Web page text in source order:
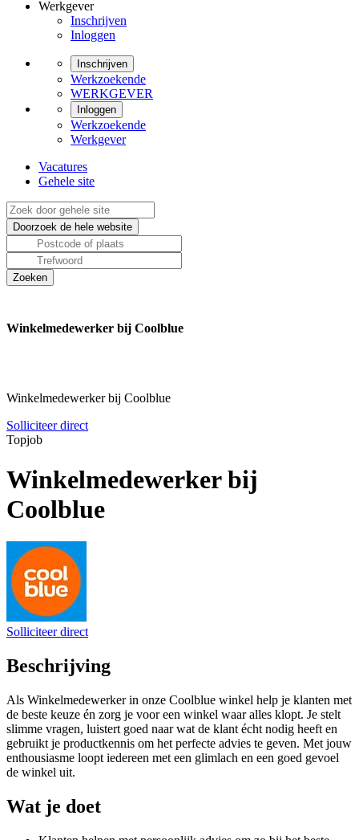
Werkgever
Inschrijven
Inloggen
Inschrijven
Werkzoekende
WERKGEVER
Inloggen
Werkzoekende
Werkgever
Vacatures
Gehele site
Winkelmedewerker bij Coolblue
Winkelmedewerker bij Coolblue
Solliciteer direct
Topjob
Winkelmedewerker bij
Coolblue
Solliciteer direct
Beschrijving
Als Winkelmedewerker in onze Coolblue winkel help je klanten met
de beste keuze én zorg je voor een winkel waar alles klopt. Je stelt
slimme vragen, luistert goed naar wat de klant écht nodig heeft en
gebruikt je productkennis om het perfecte advies te geven. Met jouw
enthousiasme loopt iedereen met een glimlach en een goed gevoel
de winkel uit.
Wat je doet